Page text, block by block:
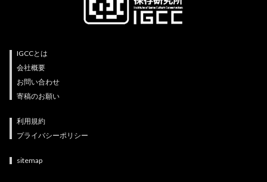
IGCCとは
会社概要
お問い合わせ
寄稿のお願い
利用規約
プライバシーポリシー
sitemap